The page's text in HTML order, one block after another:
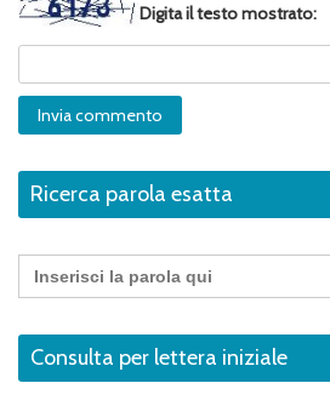
Digita il testo mostrato:
Ricerca parola esatta
Search
for:
Consulta per lettera iniziale